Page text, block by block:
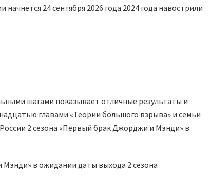
24 сентября 2026 года 2024 года навострили
шагами показывает отличные результаты и
главами «Теории большого взрыва» и семьи
2 сезона «Первый брак Джорджи и Мэнди» в